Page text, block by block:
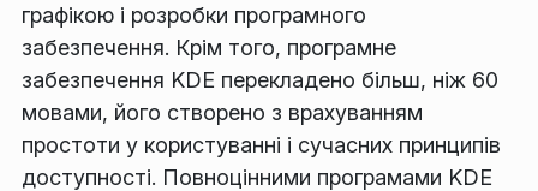
графікою і розробки програмного
забезпечення. Крім того, програмне
забезпечення KDE перекладено більш, ніж 60
мовами, його створено з врахуванням
простоти у користуванні і сучасних принципів
доступності. Повноцінними програмами KDE